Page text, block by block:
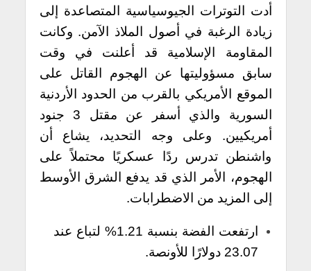
أدت التوترات الجيوسياسية المتصاعدة إلى
زيادة الرغبة في أصول الملاذ الآمن. وكانت
المقاومة الإسلامية قد أعلنت في وقت
سابق مسؤوليتها عن الهجوم القاتل على
الموقع الأمريكي بالقرب من الحدود الأردنية
السورية والذي أسفر عن مقتل 3 جنود
أمريكيين. وعلى وجه التحديد، يشاع أن
واشنطن تدرس ردًا عسكريًا محتملاً على
الهجوم، الأمر الذي قد يدفع الشرق الأوسط
إلى المزيد من الاضطرابات.
ارتفعت الفضة بنسبة 1.21% لتباع عند
23.07 دولارًا للأونصة.